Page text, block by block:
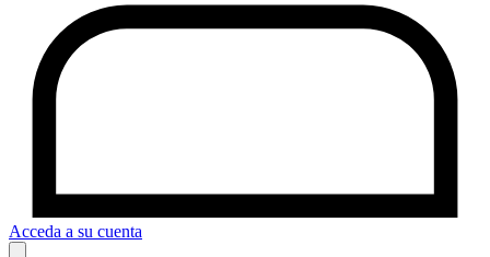
Acceda a su cuenta